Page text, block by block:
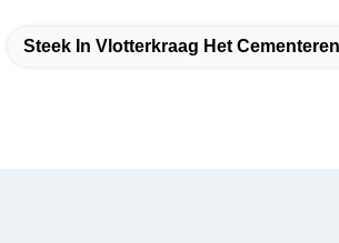
Steek In Vlotterkraag Het Cementeren